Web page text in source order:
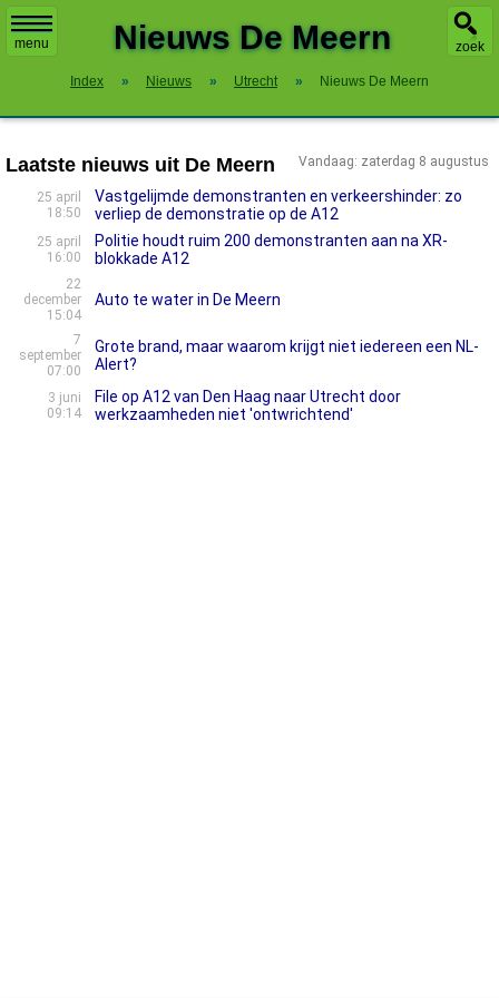
menu zoek
Nieuws De Meern
Index » Nieuws » Utrecht » Nieuws De Meern
Vandaag: zaterdag 8 augustus
Laatste nieuws uit De Meern
25 april
18:50
Vastgelijmde demonstranten en verkeershinder: zo
verliep de demonstratie op de A12
25 april
16:00
Politie houdt ruim 200 demonstranten aan na XR-
blokkade A12
22
december
15:04
Auto te water in De Meern
7
september
07:00
Grote brand, maar waarom krijgt niet iedereen een NL-
Alert?
3 juni
09:14
File op A12 van Den Haag naar Utrecht door
werkzaamheden niet 'ontwrichtend'